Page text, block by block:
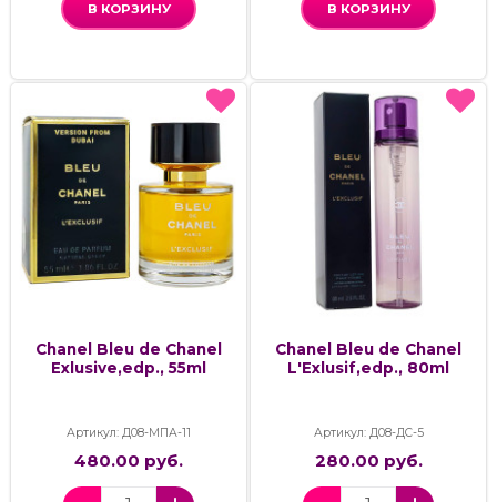
В КОРЗИНУ В КОРЗИНУ
Chanel Bleu de Chanel
Exlusive,edp., 55ml
Артикул: Д08-МПА-11
480.00 руб.
Chanel Bleu de Chanel
L'Exlusif,edp., 80ml
Артикул: Д08-ДС-5
280.00 руб.